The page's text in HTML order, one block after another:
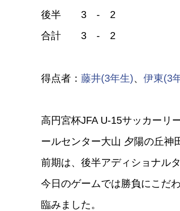
後半 3 - 2
合計 3 - 2
得点者： 藤井(3年生)、 伊東(3
高円宮杯JFA U-15サッカーリ
ールセンター大山 夕陽の丘神
前期は、後半アディショナル
今日のゲームでは勝負にこだ
臨みました。